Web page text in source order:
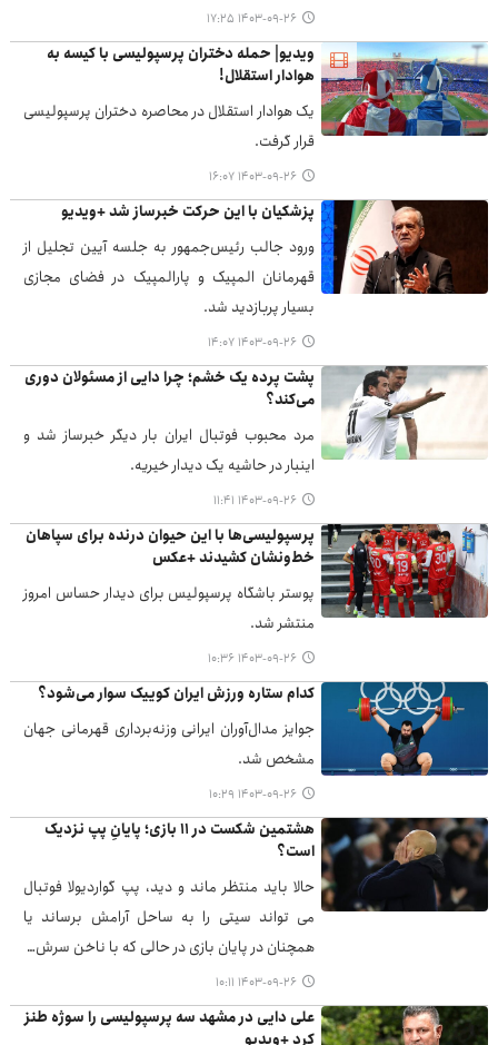
۱۴۰۳-۰۹-۲۶ ۱۷:۲۵
ویدیو| حمله دختران پرسپولیسی با کیسه به
هوادار استقلال!
یک هوادار استقلال در محاصره دختران پرسپولیسی
قرار گرفت.
۱۴۰۳-۰۹-۲۶ ۱۶:۰۷
پزشکیان با این حرکت خبرساز شد +ویدیو
ورود جالب رئیس‌جمهور به جلسه آیین تجلیل از
قهرمانان المپیک و پارالمپیک در فضای مجازی
بسیار پربازدید شد.
۱۴۰۳-۰۹-۲۶ ۱۴:۰۷
پشت پرده یک خشم؛ چرا دایی از مسئولان دوری
می‌کند؟
مرد محبوب فوتبال ایران بار دیگر خبرساز شد و
اینبار در حاشیه یک دیدار خیریه.
۱۴۰۳-۰۹-۲۶ ۱۱:۴۱
پرسپولیسی‌ها با این حیوان درنده برای سپاهان
خط‌ونشان کشیدند +عکس
پوستر باشگاه پرسپولیس برای دیدار حساس امروز
منتشر شد.
۱۴۰۳-۰۹-۲۶ ۱۰:۳۶
کدام ستاره ورزش ایران کوییک سوار می‌شود؟
جوایز مدال‌آوران ایرانی وزنه‌برداری قهرمانی جهان
مشخص شد.
۱۴۰۳-۰۹-۲۶ ۱۰:۲۹
هشتمین شکست در ۱۱ بازی؛ پایانِ پپ نزدیک
است؟
حالا باید منتظر ماند و دید، پپ گواردیولا فوتبال
می تواند سیتی را به ساحل آرامش برساند یا
همچنان در پایان بازی در حالی که با ناخن سرش…
۱۴۰۳-۰۹-۲۶ ۱۰:۱۱
علی دایی در مشهد سه پرسپولیسی را سوژه طنز
کرد +ویدیو